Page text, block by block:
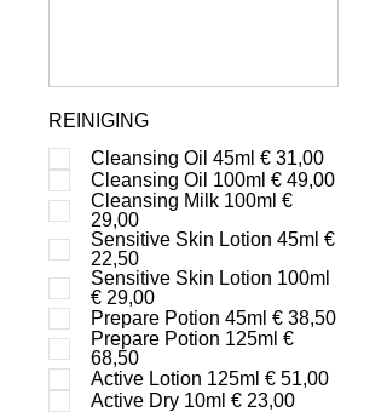
REINIGING
Cleansing Oil 45ml € 31,00
Cleansing Oil 100ml € 49,00
Cleansing Milk 100ml €
29,00
Sensitive Skin Lotion 45ml €
22,50
Sensitive Skin Lotion 100ml
€ 29,00
Prepare Potion 45ml € 38,50
Prepare Potion 125ml €
68,50
Active Lotion 125ml € 51,00
Active Dry 10ml € 23,00